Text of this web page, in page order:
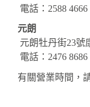
電話： 2588 4666
元朗
元朗牡丹街23號
電話： 2476 8686
有關營業時間，